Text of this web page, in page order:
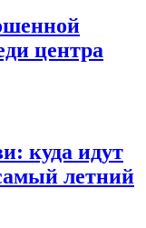
центра
куда идут
летний